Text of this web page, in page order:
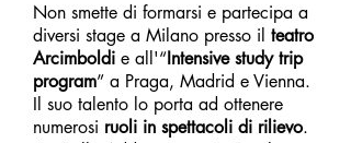
Non smette di formarsi e partecipa a
diversi stage a Milano presso il teatro
Arcimboldi e all'“Intensive study trip
program” a Praga, Madrid e Vienna.
Il suo talento lo porta ad ottenere
numerosi ruoli in spettacoli di rilievo.